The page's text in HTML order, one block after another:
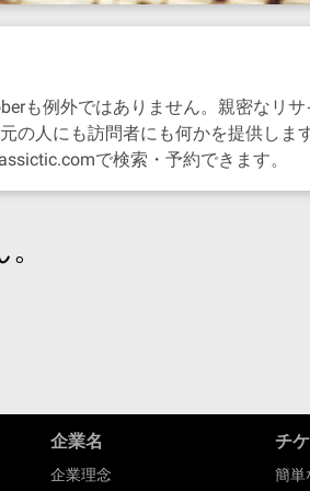
も例外ではありません。親密なリ
人にも訪問者にも何かを提供し
で検索・予約できます。
企業名
企業理念
チ
簡単